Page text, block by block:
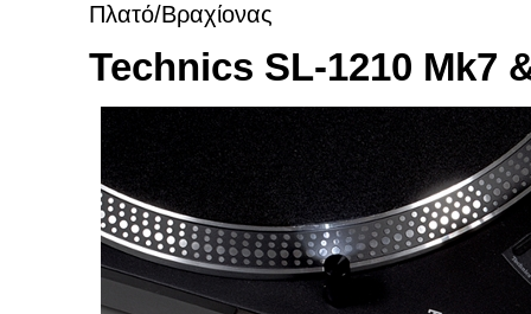
Πλατό/Βραχίονας
Technics SL-1210 Mk7